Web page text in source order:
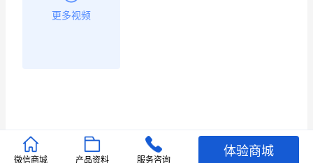
更多视频
推荐文章
微信商城 产品资料 服务咨询
体验商城